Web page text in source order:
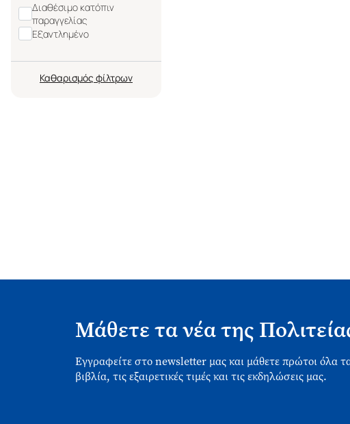
Διαθέσιμο κατόπιν
παραγγελίας
Εξαντλημένο
Καθαρισμός
Μάθετε τα νέα της
Εγγραφείτε στο newsletter μας και μάθετε πρώτοι όλα
βιβλία, τις εξαιρετικές τιμές και τις εκδηλώσεις μας.